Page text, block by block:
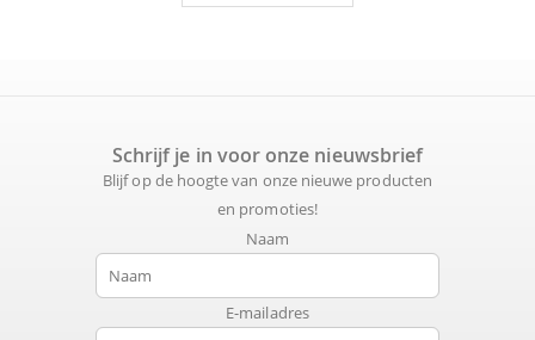
Schrijf je in voor onze nieuwsbrief
Blijf op de hoogte van onze nieuwe producten
en promoties!
Naam
E-mailadres